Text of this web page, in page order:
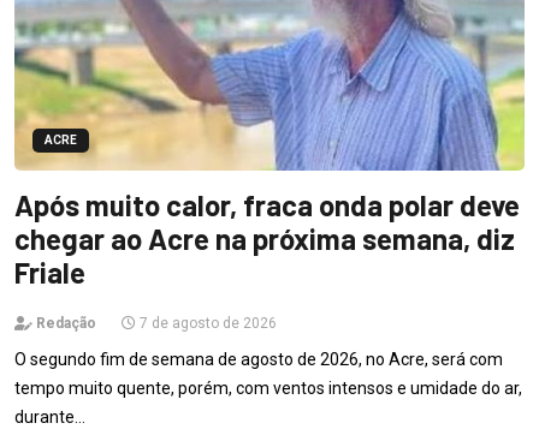
ACRE
Após muito calor, fraca onda polar deve
chegar ao Acre na próxima semana, diz
Friale
Redação 7 de agosto de 2026
O segundo fim de semana de agosto de 2026, no Acre, será com
tempo muito quente, porém, com ventos intensos e umidade do ar,
durante…